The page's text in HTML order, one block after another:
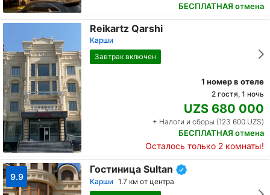
БЕСПЛАТНАЯ отмена
Reikartz Qarshi
Карши
Завтрак включен
1 номер в отеле
2 гостя, 1 ночь
UZS 680 000
+ Налоги и сборы (123 600 UZS)
БЕСПЛАТНАЯ отмена
Осталось только 2 комнаты!
9.9
Гостиница Sultan
Карши 1.7 км от центра